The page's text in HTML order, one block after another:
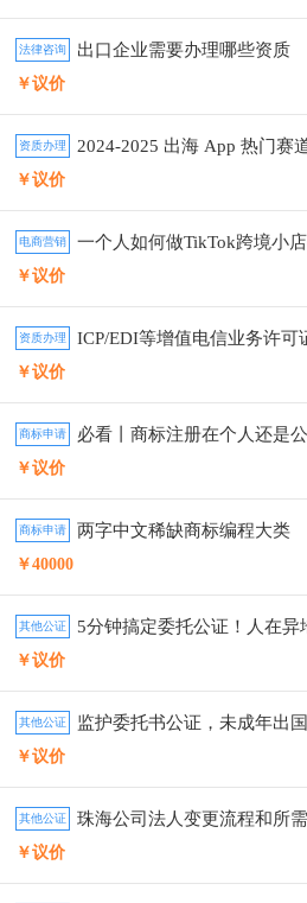
法律咨询 出口企业需要办理哪些资质
￥议价
资质办理 2024-2025 出海 App 热门赛
￥议价
电商营销 一个人如何做TikTok跨境小店(无
￥议价
资质办理 ICP/EDI等增值电信业务许可
￥议价
商标申请 必看丨商标注册在个人还是
￥议价
商标申请 两字中文稀缺商标编程大类
￥40000
其他公证 5分钟搞定委托公证！人在异地
￥议价
其他公证 监护委托书公证，未成年出
￥议价
其他公证 珠海公司法人变更流程和所
￥议价